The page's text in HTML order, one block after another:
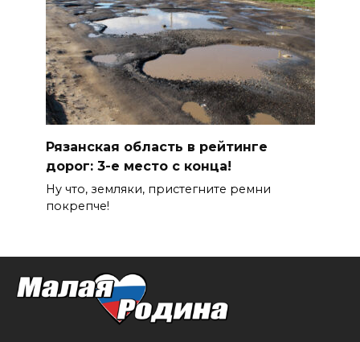
Рязанская область в рейтинге
дорог: 3-е место с конца!
Ну что, земляки, пристегните ремни
покрепче!